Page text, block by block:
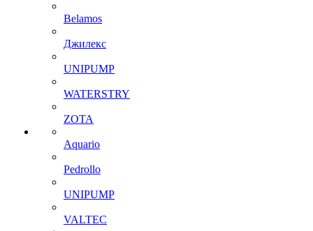
Belamos
Джилекс
UNIPUMP
WATERSTRY
ZOTA
Aquario
Pedrollo
UNIPUMP
VALTEC